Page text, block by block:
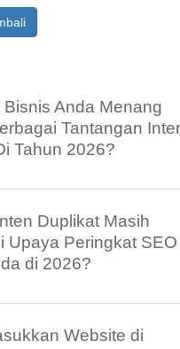
Anda Menang
Tantangan
Tahun 2026?
Duplikat Masih
Upaya Peringkat SEO
di 2026?
Website di